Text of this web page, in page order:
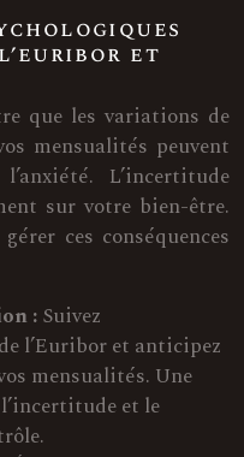
et
que les variations de
mensualités peuvent
L’incertitude
sur votre bien-être.
ces conséquences
:Suivez
l’Euribor et anticipez
mensualités. Une
et le